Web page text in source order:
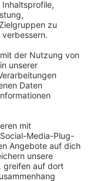
eines
kann
die
Sie der
dieses
auf Kreta